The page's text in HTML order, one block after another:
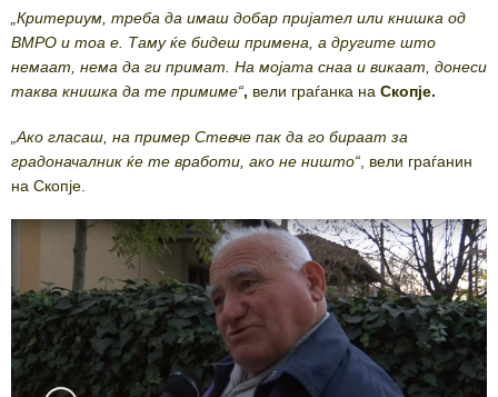
„Критериум, треба да имаш добар пријател или книшка од
ВМРО и тоа е. Таму ќе бидеш примена, а другите што
немаат, нема да ги примат. На мојата снаа и викаат, донеси
таква книшка да те примиме“, вели граѓанка на Скопје.
„Ако гласаш, на пример Стевче пак да го бираат за
градоначалник ќе те вработи, ако не ништо“, вели граѓанин
на Скопје.